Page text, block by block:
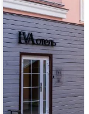
home